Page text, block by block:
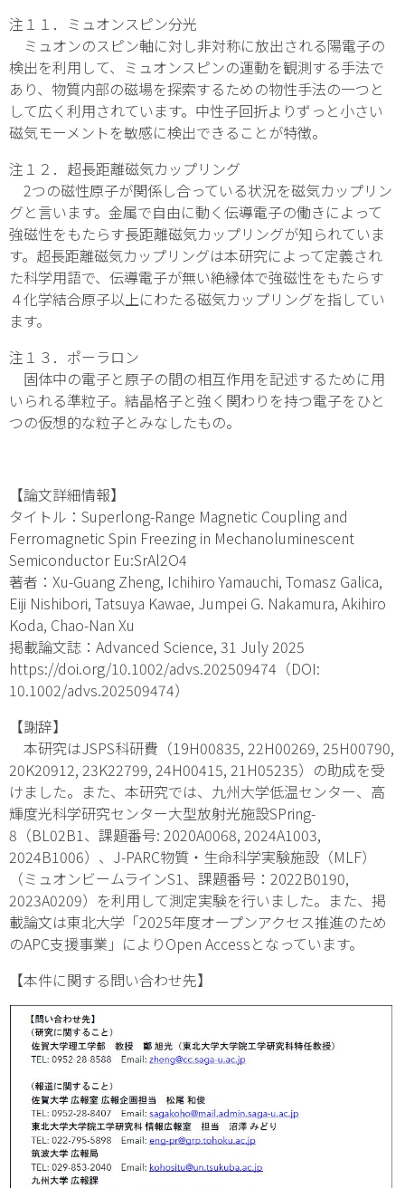
注１１．ミュオンスピン分光
ミュオンのスピン軸に対し非対称に放出される陽電子の
検出を利用して、ミュオンスピンの運動を観測する手法で
あり、物質内部の磁場を探索するための物性手法の一つと
して広く利用されています。中性子回折よりずっと小さい
磁気モーメントを敏感に検出できることが特徴。
注１２．超長距離磁気カップリング
2つの磁性原子が関係し合っている状況を磁気カップリン
グと言います。金属で自由に動く伝導電子の働きによって
強磁性をもたらす長距離磁気カップリングが知られていま
す。超長距離磁気カップリングは本研究によって定義され
た科学用語で、伝導電子が無い絶縁体で強磁性をもたらす
４化学結合原子以上にわたる磁気カップリングを指してい
ます。
注１３．ポーラロン
固体中の電子と原子の間の相互作用を記述するために用
いられる準粒子。結晶格子と強く関わりを持つ電子をひと
つの仮想的な粒子とみなしたもの。
【論文詳細情報】
タイトル：Superlong-Range Magnetic Coupling and
Ferromagnetic Spin Freezing in Mechanoluminescent
Semiconductor Eu:SrAl2O4
著者：Xu-Guang Zheng, Ichihiro Yamauchi, Tomasz Galica,
Eiji Nishibori, Tatsuya Kawae, Jumpei G. Nakamura, Akihiro
Koda, Chao-Nan Xu
掲載論文誌：Advanced Science, 31 July 2025
https://doi.org/10.1002/advs.202509474（DOI:
10.1002/advs.202509474）
【謝辞】
本研究はJSPS科研費（19H00835, 22H00269, 25H00790,
20K20912, 23K22799, 24H00415, 21H05235）の助成を受
けました。また、本研究では、九州大学低温センター、高
輝度光科学研究センター大型放射光施設SPring-
8（BL02B1、課題番号: 2020A0068, 2024A1003,
2024B1006）、J-PARC物質・生命科学実験施設（MLF）
（ミュオンビームラインS1、課題番号：2022B0190,
2023A0209）を利用して測定実験を行いました。また、掲
載論文は東北大学「2025年度オープンアクセス推進のため
のAPC支援事業」によりOpen Accessとなっています。
【本件に関する問い合わせ先】